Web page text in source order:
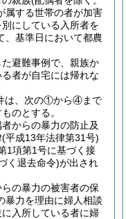
属する世帯の者が加害
にしている入所者を
、基準日において都農
避難事例で、親族か
者が自宅には帰れな
は、次の①から④まで
のとする。
からの暴力の防止及
平成13年法律第31号)
1項第1号に基づく接
く退去命令)が出され
の暴力の被害者の保
暴力を理由に婦人相談
入所している者に婦